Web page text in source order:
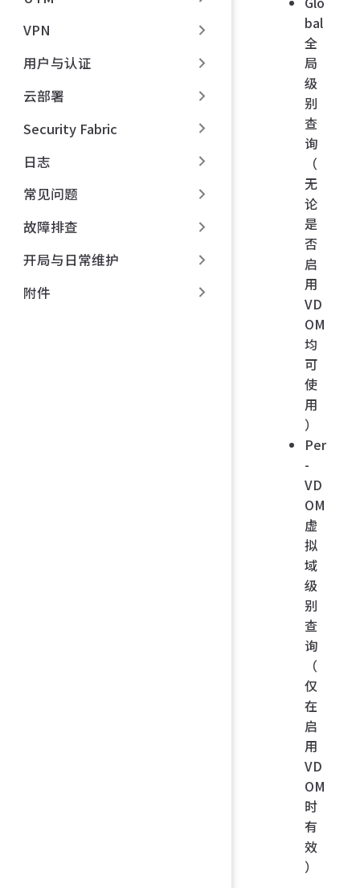
VPN
用户与认证
云部署
Security Fabric
日志
常见问题
故障排查
开局与日常维护
附件
bal
全
局
级
别
查
询
（
无
论
是
否
启
用
VD
OM
均
可
使
用
）
Per
-
VD
OM
虚
拟
域
级
别
查
询
（
仅
在
启
用
VD
OM
时
有
效
）